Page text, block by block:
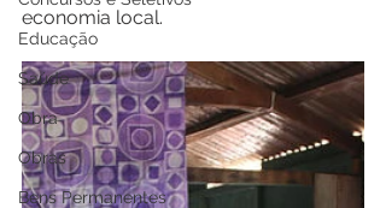
Educação
Saúde
Obra
Obras
Bens Permanentes
economia local.